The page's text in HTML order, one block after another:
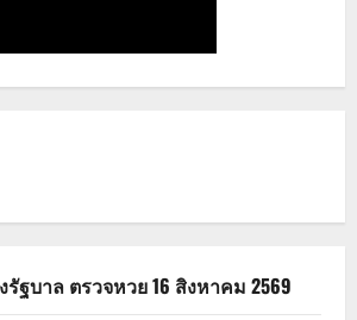
ฐบาล ตรวจหวย 16 สิงหาคม 2569